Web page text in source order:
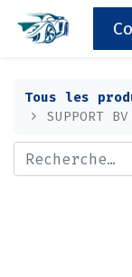
Tous les
SUPPORT